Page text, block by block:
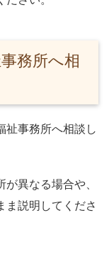
務所へ相
祉事務所へ相談し
異なる場合や、
ま説明してくださ